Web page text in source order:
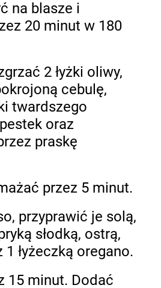
na blasze i
20 minut w 180
2 łyżki oliwy,
cebulę,
twardszego
oraz
praskę
przez 5 minut.
przyprawić je solą,
słodką, ostrą,
1 łyżeczką oregano.
15 minut. Dodać